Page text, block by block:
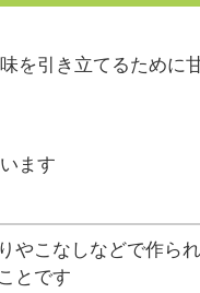
を引き立てるために
ます
やこなしなどで作ら
とです